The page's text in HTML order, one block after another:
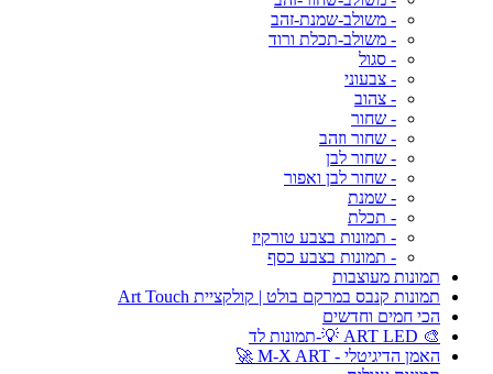
- משולב-שמנת-זהב
- משולב-תכלת ורוד
- סגול
- צבעוני
- צהוב
- שחור
- שחור וזהב
- שחור לבן
- שחור לבן ואפור
- שמנת
- תכלת
- תמונות בצבע טורקיז
- תמונות בצבע כסף
תמונות מעוצבות
תמונות קנבס במרקם בולט | קולקציית Art Touch
הכי חמים וחדשים
🎨 ART LED 💡-תמונות לד
האמן הדיגיטלי - M-X ART 🚀